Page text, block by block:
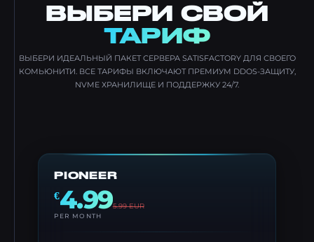
ВЫБЕРИ СВОЙ
ТАРИФ
ВЫБЕРИ ИДЕАЛЬНЫЙ ПАКЕТ СЕРВЕРА SATISFACTORY ДЛЯ СВОЕГО
КОМЬЮНИТИ. ВСЕ ТАРИФЫ ВКЛЮЧАЮТ ПРЕМИУМ DDOS-ЗАЩИТУ,
NVME ХРАНИЛИЩЕ И ПОДДЕРЖКУ 24/7.
PIONEER
€4.995.99EUR
PER MONTH